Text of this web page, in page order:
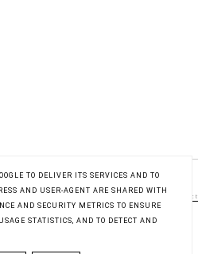
Contact
TO DELIVER ITS SERVICES AND TO
AND USER-AGENT ARE SHARED WITH
AND SECURITY METRICS TO ENSURE
STATISTICS, AND TO DETECT AND